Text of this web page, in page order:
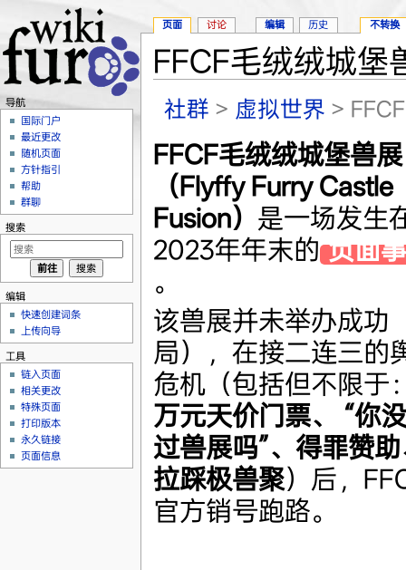
FFCF毛绒绒城堡
社群 > 虚拟世界 >
FFCF毛绒绒城堡兽展
（Flyffy Furry Castle
Fusion） 是一场发生
2023年年末的负面
。
该兽展并未举办成功
局），在接二连三的
危机（包括但不限于
万元天价门票、 “你
过兽展吗”、得罪赞
拉踩极兽聚）后，
官方销号跑路。
页面 讨论 编辑 历史 不转换
导航
国际门户
最近更改
随机页面
方针指引
帮助
群聊
搜索
编辑
快速创建词条
上传向导
工具
链入页面
相关更改
特殊页面
打印版本
永久链接
页面信息